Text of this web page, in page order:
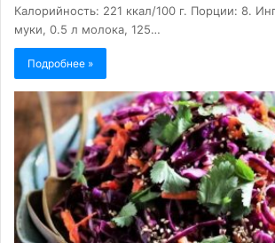
Калорийность: 221 ккал/100 г. Порции: 8.
муки, 0.5 л молока, 125…
Подробнее »